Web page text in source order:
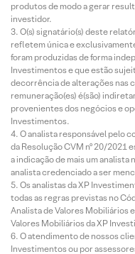
produtos de modo a gerar
investidor.
O(s) signatário(s) deste
refletem única e
foram produzidas de forma
Investimentos e que estão
decorrência de alterações nas
remuneração(es) é(são)
provenientes dos negócios e
Investimentos.
O analista responsável pelo
da Resolução CVM nº 20/2021
a indicação de mais um
analista credenciado a ser
Os analistas da XP
todas as regras previstas no
Analista de Valores Mobiliários
Valores Mobiliários da XP
O atendimento de nossos
Investimentos ou por